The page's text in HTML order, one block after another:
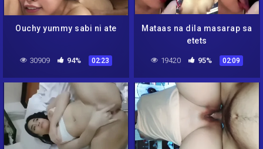
Ouchy yummy sabi ni ate
30909 94% 02:23
Mataas na dila masarap sa
etets
19420 95% 02:09